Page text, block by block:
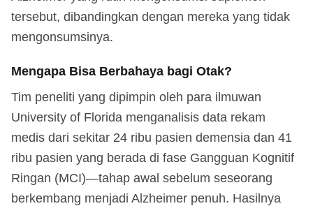
tersebut, dibandingkan dengan mereka yang tidak
mengonsumsinya.
Mengapa Bisa Berbahaya bagi Otak?
Tim peneliti yang dipimpin oleh para ilmuwan
University of Florida menganalisis data rekam
medis dari sekitar 24 ribu pasien demensia dan 41
ribu pasien yang berada di fase Gangguan Kognitif
Ringan (MCI)—tahap awal sebelum seseorang
berkembang menjadi Alzheimer penuh. Hasilnya